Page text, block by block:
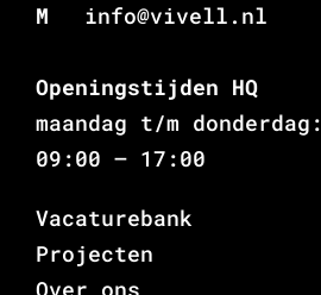
M
info@vivell.nl
Openingstijden HQ
maandag t/m donderdag:
09:00 – 17:00
Vacaturebank
Projecten